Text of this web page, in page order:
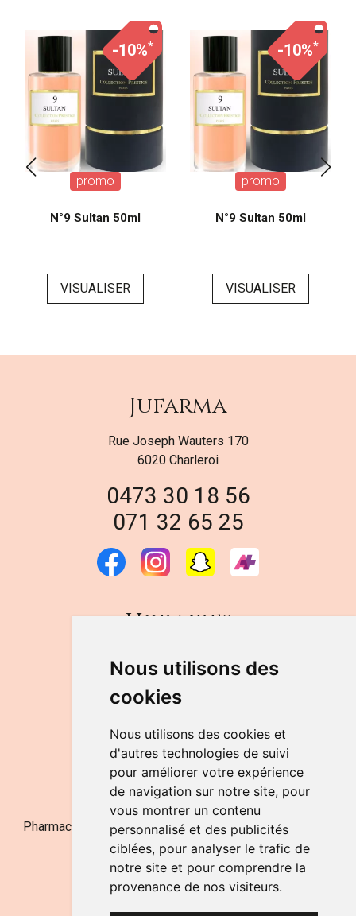
Nous utilisons des
cookies
Nous utilisons des cookies et
d'autres technologies de suivi
pour améliorer votre expérience
de navigation sur notre site, pour
vous montrer un contenu
personnalisé et des publicités
ciblées, pour analyser le trafic de
notre site et pour comprendre la
provenance de nos visiteurs.
-10%*
promo
N°9 Sultan 50ml
VISUALISER
-10%*
promo
N°9 Sultan 50ml
VISUALISER
Jufarma
Rue Joseph Wauters 170
6020 Charleroi
0473 30 18 56
071 32 65 25
Horaires
DU LUNDI AU VENDREDI
de 9h à 12h30 et de 14h à 18h
LE SAMEDI
de 9h à 12h30
NOUS CONTACTER
Pharmacie Jufarma - Fatima Abachra - APB 521704 - N°
Entreprise BE0882-700-592